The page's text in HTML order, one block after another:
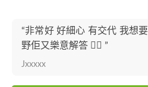
“非常好 好細心 有交代 我想
野佢又樂意解答 👍🏻 ”
Jxxxxx